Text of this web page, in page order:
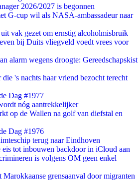
2026/2027 is begonnen
G-cup wil als NASA-ambassadeur naar
vak gezet om ernstig alcoholmisbruik
bij Duits vliegveld voedt vrees voor
alarm wegens droogte: Gereedschapskist
's nachts haar vriend bezocht terecht
Dag #1977
nóg aantrekkelijker
op de Wallen na golf van diefstal en
Dag #1976
terug naar Eindhoven
tot inbouwen backdoor in iCloud aan
is volgens OM geen enkel
Marokkaanse grensaanval door migranten